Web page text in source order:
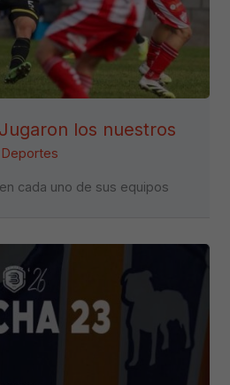
los nuestros
Deportes
cada uno de sus equipos